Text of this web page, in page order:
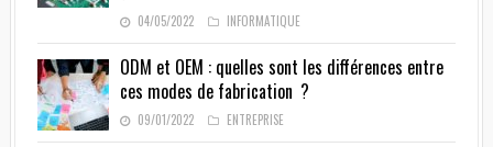
04/05/2022 INFORMATIQUE
ODM et OEM : quelles sont les différences entre
ces modes de fabrication ?
09/01/2022 ENTREPRISE